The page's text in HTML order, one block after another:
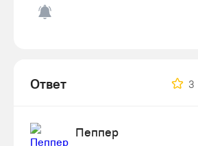
Ответ 3
Пеппер